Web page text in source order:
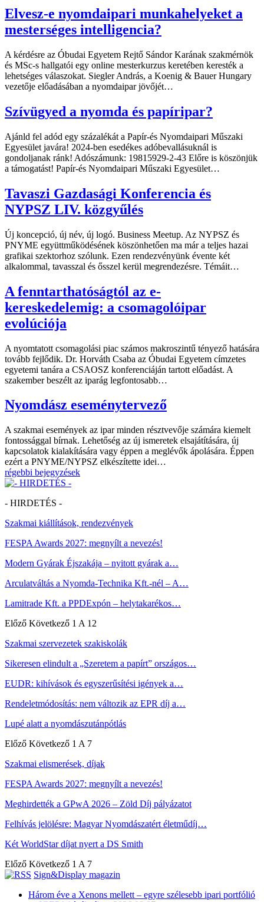
Elvesz-e nyomdaipari munkahelyeket a
mesterséges intelligencia?
A kérdésre az Óbudai Egyetem Rejtő Sándor Karának szakmérnök
és MSc-s hallgatói egy online mesterkurzus keretében keresték a
lehetséges válaszokat. Siegler András, a Koenig & Bauer Hungary
vezetője előadásában a nyomdaipar jövőjét…
Szívügyed a nyomda és papíripar?
Ajánld fel adód egy százalékát a Papír-és Nyomdaipari Műszaki
Egyesület javára! 2024-ben esedékes adóbevallásuknál is
gondoljanak ránk! Adószámunk: 19815929-2-43 Előre is köszönjük
a támogatást! Papír-és Nyomdaipari Műszaki Egyesület…
Tavaszi Gazdasági Konferencia és
NYPSZ LIV. közgyűlés
Új koncepció, új név, új logó. Business Meetup. Az NYPSZ és
PNYME együttműködésének köszönhetően ma már a teljes hazai
grafikai szektorhoz szólunk. Ezen rendezvényünk évente két
alkalommal, tavasszal és ősszel kerül megrendezésre. Témáit…
A fenntarthatóságtól az e-
kereskedelemig: a csomagolóipar
evolúciója
A nyomtatott csomagolási piac számos makroszintű tényező hatására
tovább fejlődik. Dr. Horváth Csaba az Óbudai Egyetem címzetes
egyetemi tanára a CSAOSZ konferenciáján tartott előadást. A
szakember beszélt az iparág legfontosabb…
Nyomdász eseménytervező
A szakmai események az ipar minden résztvevője számára kiemelt
fontossággal bírnak. Lehetőség az új ismeretek elsajátítására, új
kapcsolatok kialakítására vagy éppen a meglévők ápolására. Éppen
ezért a PNYME/NYPSZ elkészítette idei…
régebbi bejegyzések
- HIRDETÉS -
Szakmai kiállítások, rendezvények
FESPA Awards 2027: megnyílt a nevezés!
Modern Gyárak Éjszakája – nyitott gyárak a…
Arculatváltás a Nyomda-Technika Kft.-nél – A…
Lamitrade Kft. a PPDExpón – helytakarékos…
Előző Következő 1 A 12
Szakmai szervezetek szakiskolák
Sikeresen elindult a „Szeretem a papírt” országos…
EUDR: kihívások és egyszerűsítési igények a…
Rendeletmódosítás: nem változik az EPR díj a…
Lupé alatt a nyomdászutánpótlás
Előző Következő 1 A 7
Szakmai elismerések, díjak
FESPA Awards 2027: megnyílt a nevezés!
Meghirdették a GPwA 2026 – Zöld Díj pályázatot
Felhívás jelölésre: Magyar Nyomdászatért életműdíj…
Két WorldStar díjat nyert a DS Smith
Előző Következő 1 A 7
Sign&Display magazin
Három éve a Xenons mellett – egyre szélesebb ipari portfólió